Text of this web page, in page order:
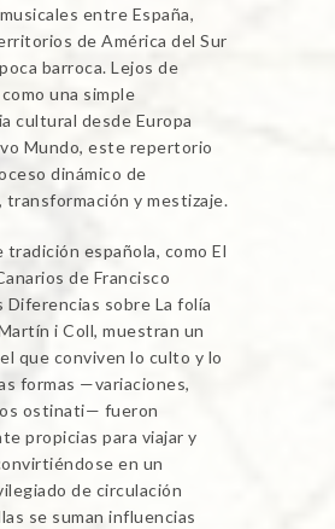
entre España,
de América del Sur
barroca. Lejos de
una simple
cultural desde Europa
Mundo, este repertorio
dinámico de
transformación y mestizaje.
tradición española, como El
de Francisco
Diferencias sobre La folía
i Coll, muestran un
que conviven lo culto y lo
formas —variaciones,
ostinati— fueron
propicias para viajar y
en un
de circulación
se suman influencias